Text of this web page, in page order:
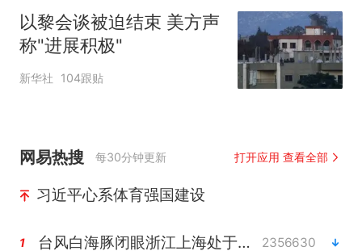
以黎会谈被迫结束 美方声
称"进展积极"
新华社 104跟贴
网易热搜 每30分钟更新 打开应用 查看全部
习近平心系体育强国建设
1 台风白海豚闭眼浙江上海处于危险半圆 2356630